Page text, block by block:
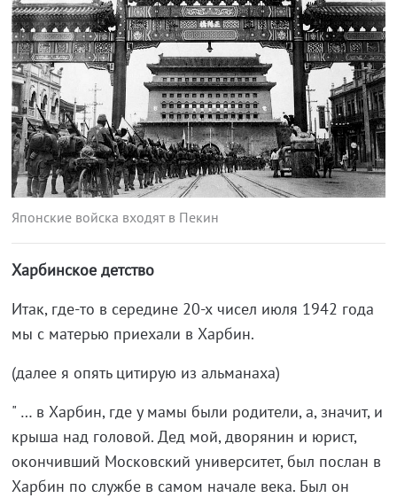
Японские войска входят в Пекин
Харбинское детство
Итак, где-то в середине 20-х чисел июля 1942 года
мы с матерью приехали в Харбин.
(далее я опять цитирую из альманаха)
" … в Харбин, где у мамы были родители, а, значит, и
крыша над головой. Дед мой, дворянин и юрист,
окончивший Московский университет, был послан в
Харбин по службе в самом начале века. Был он